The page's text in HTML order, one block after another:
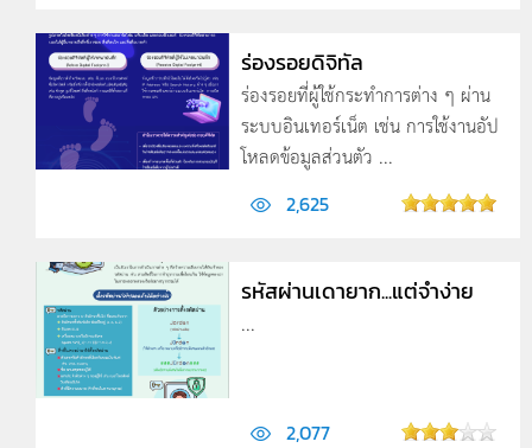
ร่องรอยดิจิทัล
ร่องรอยที่ผู้ใช้กระทำการต่าง ๆ ผ่าน
ระบบอินเทอร์เน็ต เช่น การใช้งานอัป
โหลดข้อมูลส่วนตัว ...
2,625
รหัสผ่านเดายาก...แต่จำง่าย
...
2,077